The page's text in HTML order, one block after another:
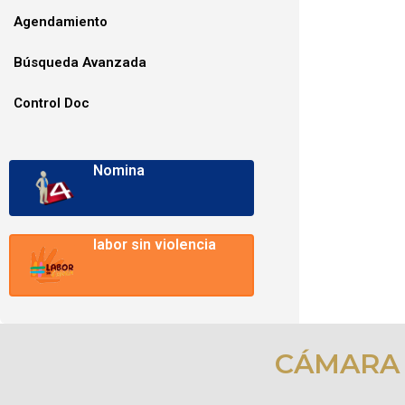
Agendamiento
Búsqueda Avanzada
Control Doc
Nomina
labor sin violencia